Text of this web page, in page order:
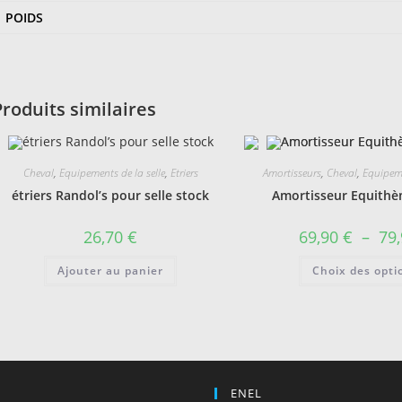
POIDS
similaires
Cheval, Equipements de la selle, Etriers
étriers Randol’s pour selle stock
26,70€
Ajouter au panier
Amortisseurs, Cheval,
Amortisseur
69,90 € –
Choix des
ENEL